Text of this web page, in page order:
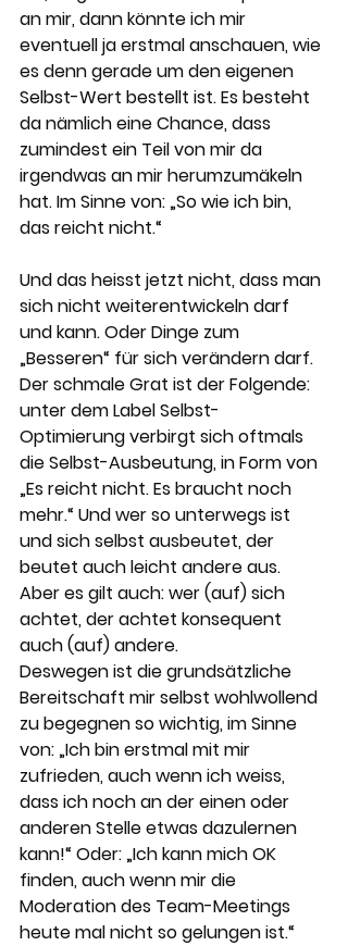
an mir, dann könnte ich mir
eventuell ja erstmal anschauen, wie
es denn gerade um den eigenen
Selbst-Wert bestellt ist. Es besteht
da nämlich eine Chance, dass
zumindest ein Teil von mir da
irgendwas an mir herumzumäkeln
hat. Im Sinne von: „So wie ich bin,
das reicht nicht.“
Und das heisst jetzt nicht, dass man
sich nicht weiterentwickeln darf
und kann. Oder Dinge zum
„Besseren“ für sich verändern darf.
Der schmale Grat ist der Folgende:
unter dem Label Selbst-
Optimierung verbirgt sich oftmals
die Selbst-Ausbeutung, in Form von
„Es reicht nicht. Es braucht noch
mehr.“ Und wer so unterwegs ist
und sich selbst ausbeutet, der
beutet auch leicht andere aus.
Aber es gilt auch: wer (auf) sich
achtet, der achtet konsequent
auch (auf) andere.
Deswegen ist die grundsätzliche
Bereitschaft mir selbst wohlwollend
zu begegnen so wichtig, im Sinne
von: „Ich bin erstmal mit mir
zufrieden, auch wenn ich weiss,
dass ich noch an der einen oder
anderen Stelle etwas dazulernen
kann!“ Oder: „Ich kann mich OK
finden, auch wenn mir die
Moderation des Team-Meetings
heute mal nicht so gelungen ist.“